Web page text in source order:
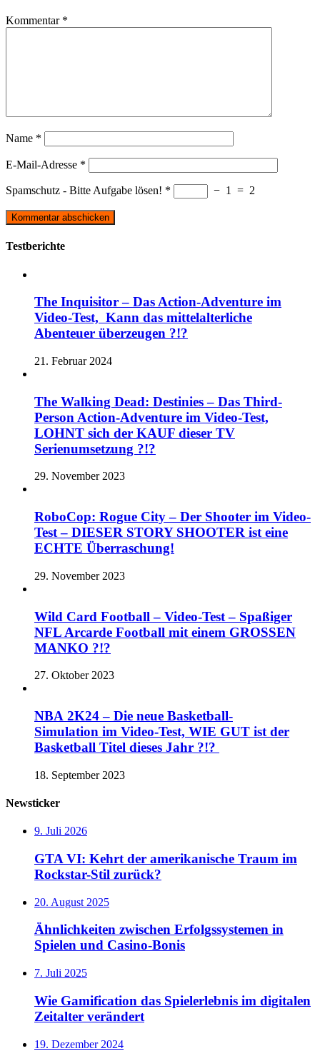
Kommentar *
Name *
E-Mail-Adresse *
Spamschutz - Bitte Aufgabe lösen! * − 1 = 2
Testberichte
The Inquisitor – Das Action-Adventure im
Video-Test, Kann das mittelalterliche
Abenteuer überzeugen ?!?
21. Februar 2024
The Walking Dead: Destinies – Das Third-
Person Action-Adventure im Video-Test,
LOHNT sich der KAUF dieser TV
Serienumsetzung ?!?
29. November 2023
RoboCop: Rogue City – Der Shooter im Video-
Test – DIESER STORY SHOOTER ist eine
ECHTE Überraschung!
29. November 2023
Wild Card Football – Video-Test – Spaßiger
NFL Arcarde Football mit einem GROSSEN
MANKO ?!?
27. Oktober 2023
NBA 2K24 – Die neue Basketball-
Simulation im Video-Test, WIE GUT ist der
Basketball Titel dieses Jahr ?!?
18. September 2023
Newsticker
9. Juli 2026
GTA VI: Kehrt der amerikanische Traum im
Rockstar-Stil zurück?
20. August 2025
Ähnlichkeiten zwischen Erfolgssystemen in
Spielen und Casino‑Bonis
7. Juli 2025
Wie Gamification das Spielerlebnis im digitalen
Zeitalter verändert
19. Dezember 2024